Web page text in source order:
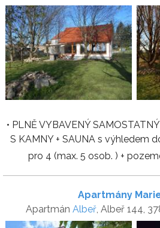
• PLNĚ VYBAVENÝ
S KAMNY + SAUNA s výhledem
pro 4 (max. 5 osob. ) +
Apartmány
Apartmán Albeř , Albeř 144,